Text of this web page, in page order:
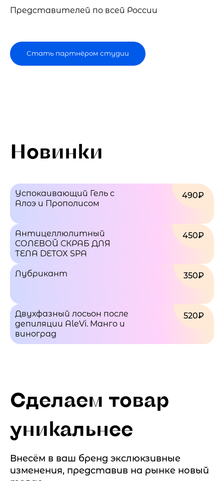
Представителей по всей России
Стать партнёром студии
Новинки
490₽
Успокаивающий Гель с
Алоэ и Прополисом
450₽
Антицеллюлитный
СОЛЕВОЙ СКРАБ ДЛЯ
ТЕЛА DETOX SPA
350₽
Лубрикант
520₽
Двухфазный лосьон после
депиляции AleVi. Манго и
виноград
Сделаем товар
уникальнее
Внесём в ваш бренд экслюкзивные
изменения, представив на рынке новый